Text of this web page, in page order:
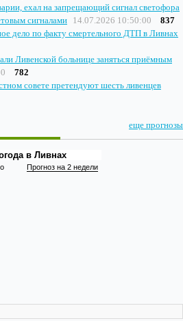
ехал на запрещающий сигнал светофора
сигналами 14.07.2026 10:50:00
837
дело по факту смертельного ДТП в Ливнах
Ливенской больнице заняться приёмным
782
совете претендуют шесть ливенцев
еще прогнозы
в Ливнах
Прогноз на 2 недели